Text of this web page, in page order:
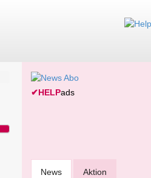
✔HELPads
News Aktion